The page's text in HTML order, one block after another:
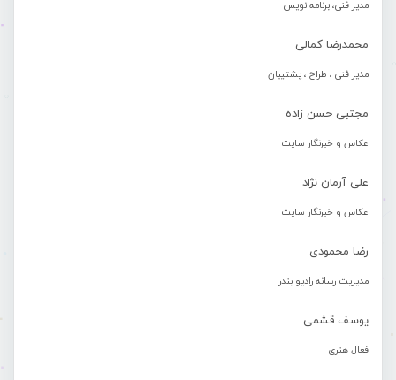
مدیر فنی، برنامه نویس
محمدرضا کمالی
مدیر فنی ، طراح ، پشتیبان
مجتبی حسن زاده
عکاس و خبرنگار سایت
علی آرمان نژاد
عکاس و خبرنگار سایت
رضا محمودی
مدیریت رسانه رادیو بندر
یوسف قشمی
فعال هنری